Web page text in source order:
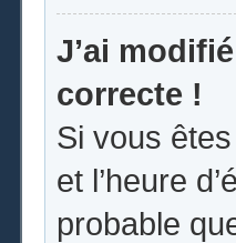
J’ai
correcte !
Si vous
et l’heure
probable